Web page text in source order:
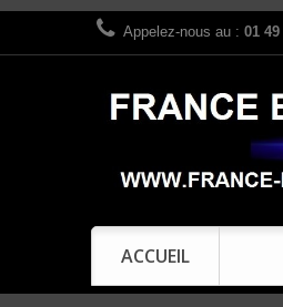
Appelez-nous au : 01 49
ACCUEIL